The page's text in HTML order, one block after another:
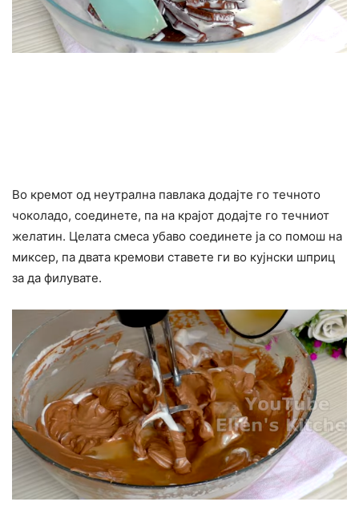
Во кремот од неутрална павлака додајте го течното
чоколадо, соединете, па на крајот додајте го течниот
желатин. Целата смеса убаво соединете ја со помош на
миксер, па двата кремови ставете ги во кујнски шприц
за да филувате.